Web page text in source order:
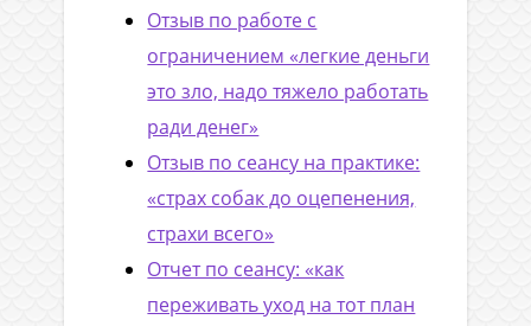
Отзыв по работе с
ограничением «легкие деньги
это зло, надо тяжело работать
ради денег»
Отзыв по сеансу на практике:
«страх собак до оцепенения,
страхи всего»
Отчет по сеансу: «как
переживать уход на тот план